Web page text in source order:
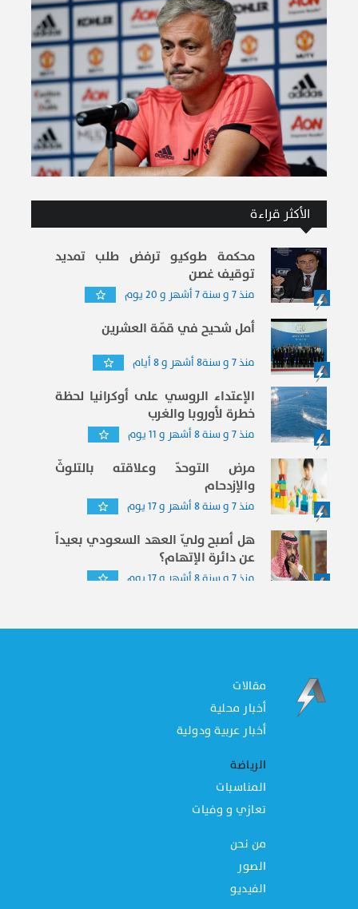
الأكثر قراءة
محكمة طوكيو ترفض طلب تمديد
توقيف غصن
منذ 7 و سنة 7 أشهر و 20 يوم
أمل شحيح في قمّة العشرين
منذ 7 و سنة8 أشهر و 8 أيام
الإعتداء الروسي على أوكرانيا لحظة
خطرة لأوروبا والغرب
منذ 7 و سنة 8 أشهر و 11 يوم
مرض التوحدّ وعلاقته بالتلوثّ
والإزدحام
منذ 7 و سنة 8 أشهر و 17 يوم
هل أصبح وليّ العهد السعودي بعيداّ
عن دائرة الإتهام؟
منذ 7 و سنة 8 أشهر و 17 يوم
مقالات
أخبار محلية
أخبار عربية ودولية
الرياضة
المناسبات
تعازي و وفيات
من نحن
الصور
الفيديو